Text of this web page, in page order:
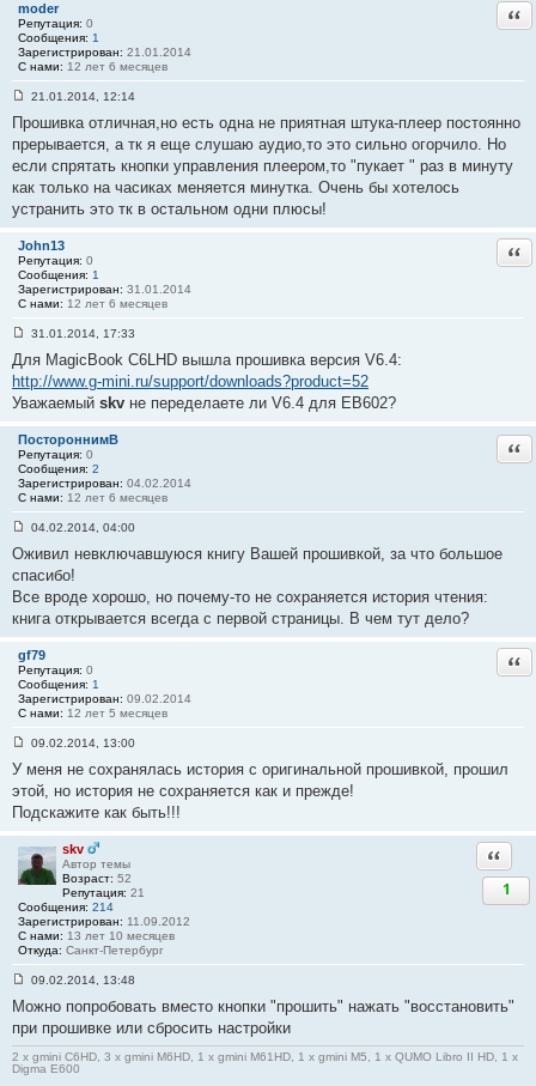
moder
Репутация: 0
Сообщения: 1
Зарегистрирован: 21.01.2014
С нами: 12 лет 6 месяцев
о
б
щ
н
и
2
3
21.01.2014, 12:14
Прошивка отличная,но есть одна не приятная штука-плеер постоянно
прерывается, а тк я еще слушаю аудио,то это сильно огорчило. Но
если спрятать кнопки управления плеером,то "пукает " раз в минуту
как только на часиках меняется минутка. Очень бы хотелось
устранить это тк в остальном одни плюсы!
John13
Репутация: 0
Сообщения: 1
Зарегистрирован: 31.01.2014
С нами: 12 лет 6 месяцев
о
б
щ
н
и
е
#
2
4
31.01.2014, 17:33
Для MagicBook C6LHD вышла прошивка версия V6.4:
http://www.g-mini.ru/support/downloads?product=52
Уважаемый skv не переделаете ли V6.4 для EB602?
ПостороннимВ
Репутация: 0
Сообщения: 2
Зарегистрирован: 04.02.2014
С нами: 12 лет 6 месяцев
о
б
щ
н
и
е
#
2
5
04.02.2014, 04:00
Оживил невключавшуюся книгу Вашей прошивкой, за что большое
спасибо!
Все вроде хорошо, но почему-то не сохраняется история чтения:
книга открывается всегда с первой страницы. В чем тут дело?
gf79
Репутация: 0
Сообщения: 1
Зарегистрирован: 09.02.2014
С нами: 12 лет 5 месяцев
о
б
щ
е
н
и
е
#
6
09.02.2014, 13:00
У меня не сохранялась история с оригинальной прошивкой, прошил
этой, но история не сохраняется как и прежде!
Подскажите как быть!!!
skv
Автор темы
Возраст: 52
Репутация: 21
Сообщения: 214
Зарегистрирован: 11.09.2012
С нами: 13 лет 10 месяцев
Откуда: Санкт-Петербург
1
о
б
щ
е
н
09.02.2014, 13:48
Можно попробовать вместо кнопки "прошить" нажать "восстановить"
при прошивке или сбросить настройки
2 x gmini C6HD, 3 x gmini M6HD, 1 x gmini M61HD, 1 x gmini M5, 1 x QUMO Libro II HD, 1 x
Digma E600